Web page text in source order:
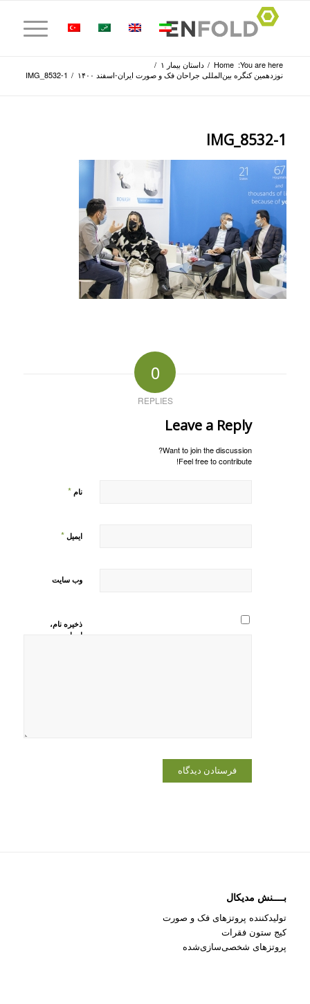
You are here:
Home
/ داستان بیمار ۱
/
نوزدهمین کنگره بین‌المللی جراحان فک و صورت ایران-اسفند ۱۴۰۰
/
IMG_8532-1
IMG_8532-1
0
REPLIES
Leave a Reply
Want to join the discussion?
Feel free to contribute!
نام *
ایمیل *
وب‌ سایت
ذخیره نام،
ایمیل و
بــــنش مدیکال
تولیدکننده پروتزهای فک و صورت
کیج ستون فقرات
پروتزهای شخصی‌سازی‌شده